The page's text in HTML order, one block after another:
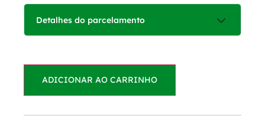
Detalhes do parcelamento
1x deR$160,00
sem juros
ADICIONAR AO CARRINHO